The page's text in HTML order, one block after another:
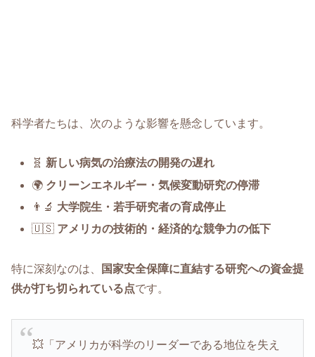
科学者たちは、次のような影響を懸念しています。
🧬 新しい病気の治療法の開発の遅れ
🌍 クリーンエネルギー・気候変動研究の停滞
👨‍🔬 大学院生・若手研究者の育成停止
🇺🇸 アメリカの技術的・経済的な競争力の低下
特に深刻なのは、
国家安全保障に直結する研究への資金提
供が打ち切られている点です。
💥「アメリカが科学のリーダーである地位を失え